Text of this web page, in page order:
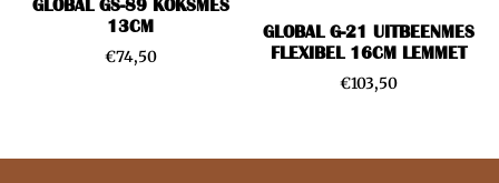
GLOBAL GS-89 KOKSMES
13CM
€74,50
GLOBAL G-21 UITBEENMES
FLEXIBEL 16CM LEMMET
€103,50